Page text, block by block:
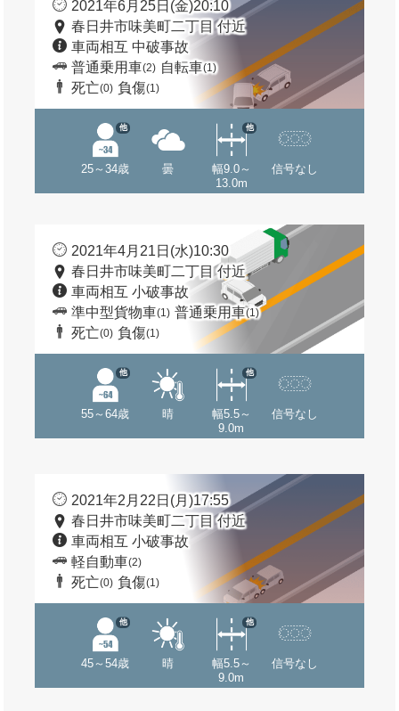
2021年6月25日(金)20:10
春日井市味美町二丁目 付近
車両相互 中破事故
普通乗用車(2) 自転車(1)
死亡(0) 負傷(1)
25～34歳
他
曇
幅9.0～
13.0m
他
信号なし
2021年4月21日(水)10:30
春日井市味美町二丁目 付近
車両相互 小破事故
準中型貨物車(1) 普通乗用車(1)
死亡(0) 負傷(1)
55～64歳
他
晴
幅5.5～
9.0m
他
信号なし
2021年2月22日(月)17:55
春日井市味美町二丁目 付近
車両相互 小破事故
軽自動車(2)
死亡(0) 負傷(1)
45～54歳
他
晴
幅5.5～
9.0m
他
信号なし